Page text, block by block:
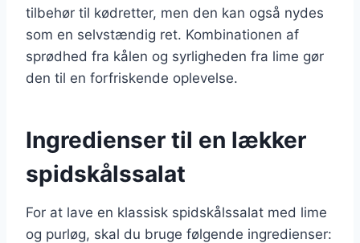
tilbehør til kødretter, men den kan også nydes
som en selvstændig ret. Kombinationen af
sprødhed fra kålen og syrligheden fra lime gør
den til en forfriskende oplevelse.
Ingredienser til en lækker
spidskålssalat
For at lave en klassisk spidskålssalat med lime
og purløg, skal du bruge følgende ingredienser: